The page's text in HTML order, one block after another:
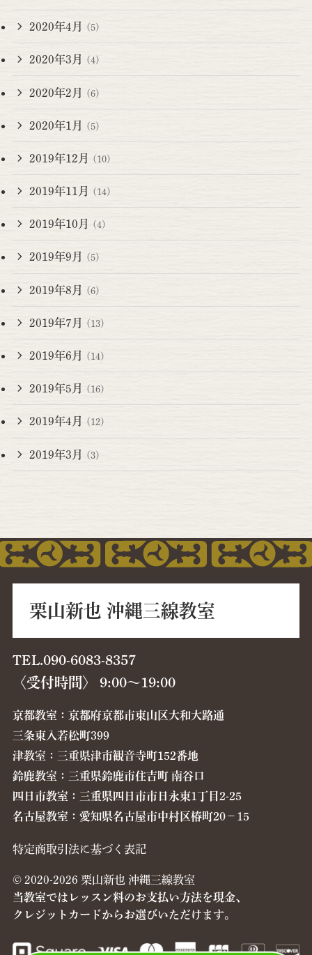
2020年4月 (5)
2020年3月 (4)
2020年2月 (6)
2020年1月 (5)
2019年12月 (10)
2019年11月 (14)
2019年10月 (4)
2019年9月 (5)
2019年8月 (6)
2019年7月 (13)
2019年6月 (14)
2019年5月 (16)
2019年4月 (12)
2019年3月 (3)
栗山新也 沖縄三線教室
TEL.090-6083-8357
〈受付時間〉 9:00〜19:00
京都教室：京都府京都市東山区大和大路通
三条東入若松町399
津教室：三重県津市観音寺町152番地
鈴鹿教室：三重県鈴鹿市住吉町 南谷口
四日市教室：三重県四日市市日永東1丁目2-25
名古屋教室：愛知県名古屋市中村区椿町20−15
特定商取引法に基づく表記
© 2020-2026 栗山新也 沖縄三線教室
当教室ではレッスン料のお支払い方法を現金、
クレジットカードからお選びいただけます。